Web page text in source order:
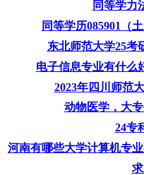
同等学力
同等学历085901（
东北师范大学25考
电子信息专业有什么
2023年四川师范
动物医学，大
24专
河南有哪些大学计算机专